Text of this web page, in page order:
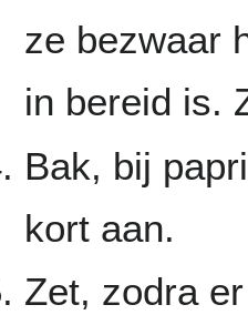
ze bezwaar
in bereid is.
Bak, bij
kort aan.
Zet, zodra